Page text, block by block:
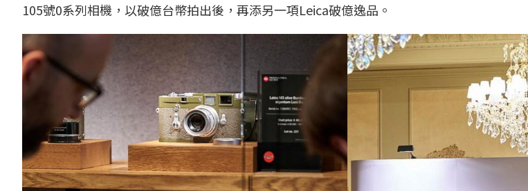
105號0系列相機，以破億台幣拍出後，再添另一項Leica破億逸品。